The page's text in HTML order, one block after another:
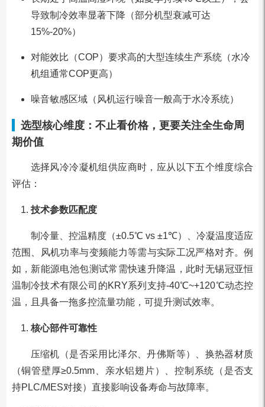
导致制冷效率显著下降（部分机型衰减可达
15%-20%）
对能效比（COP）要求高的大型连续生产系统（水冷
机组通常COP更高）
噪音敏感区域（风机运行噪音一般高于水冷系统）
选型核心维度：不止看价格，更要关注全生命周
期价值
选择风冷冷凝机组供应商时，应从以下五个维度综合
评估：
技术参数匹配度
制冷量、控温精度（±0.5℃ vs ±1℃）、冷凝温度适应
范围、风机功率与变频能力等需与实际工况严格对齐。例
如，新能源电池包测试常需快速升降温，此时无锡冠亚恒
温制冷技术有限公司的KRY系列支持-40℃~+120℃动态控
温，且具备一拖多控流量功能，可提升测试效率。
核心部件可靠性
压缩机（是否采用比泽尔、丹佛斯等）、换热器材质
（铜管壁厚≥0.5mm、亲水铝翅片）、控制系统（是否支
持PLC/MES对接）直接影响设备寿命与故障率。